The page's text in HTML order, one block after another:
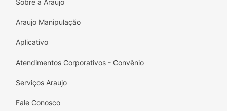
Sobre a Araujo
Araujo Manipulação
Aplicativo
Atendimentos Corporativos - Convênio
Serviços Araujo
Fale Conosco